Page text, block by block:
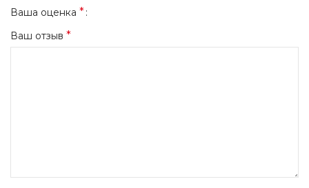
Ваша оценка *
Ваш отзыв *